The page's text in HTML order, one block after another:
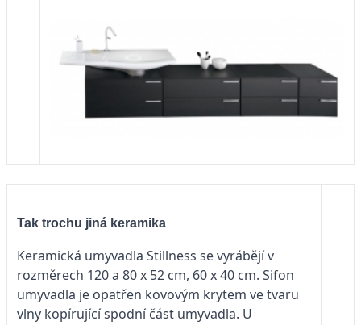
Tak trochu jiná keramika
Keramická umyvadla Stillness se vyrábějí v
rozměrech 120 a 80 x 52 cm, 60 x 40 cm. Sifon
umyvadla je opatřen kovovým krytem ve tvaru
vlny kopírující spodní část umyvadla. U